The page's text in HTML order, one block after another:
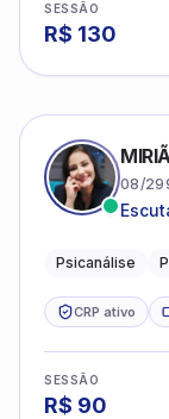
SESSÃO
R$ 130
08/
Psicanálise
CRP ativo
SESSÃO
R$ 90